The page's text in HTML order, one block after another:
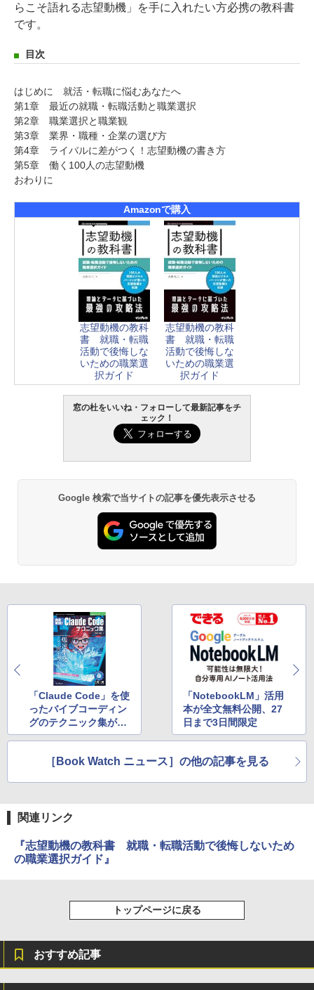
らこそ語れる志望動機」を手に入れたい方必携の教科書
です。
目次
はじめに 就活・転職に悩むあなたへ
第1章 最近の就職・転職活動と職業選択
第2章 職業選択と職業観
第3章 業界・職種・企業の選び方
第4章 ライバルに差がつく！志望動機の書き方
第5章 働く100人の志望動機
おわりに
Amazonで購入
志望動機の教科
書 就職・転職
活動で後悔しな
いための職業選
択ガイド
志望動機の教科
書 就職・転職
活動で後悔しな
いための職業選
択ガイド
窓の杜をいいね・フォローして最新記事をチ
ェック！
Google 検索で当サイトの記事を優先表示させる
「Claude Code」を使
ったバイブコーディン
グのテクニック集が発
売
「NotebookLM」活用
本が全文無料公開、27
日まで3日間限定
［Book Watch ニュース］の他の記事を見る
関連リンク
『志望動機の教科書 就職・転職活動で後悔しないため
の職業選択ガイド』
トップページに戻る
おすすめ記事